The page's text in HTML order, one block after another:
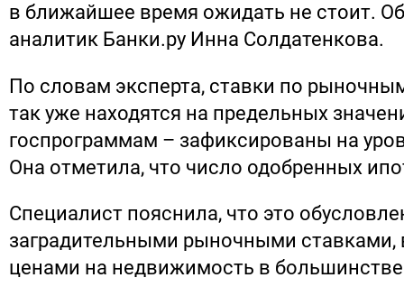
в ближайшее время ожидать не стоит.
аналитик Банки.ру Инна Солдатенкова.
По словам эксперта, ставки по
так уже находятся на предельных
госпрограммам – зафиксированы на
Она отметила, что число одобренных
Специалист пояснила, что это
заградительными рыночными
ценами на недвижимость в большинстве